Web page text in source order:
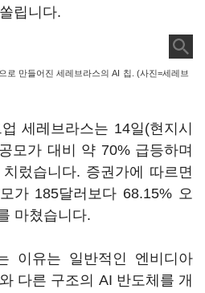
립니다.
로 만들어진 세레브라스의 AI 칩. (사진=세레브
세레브라스는 14일(현지시
모가 대비 약 70% 급등하며
렀습니다. 증권가에 따르면
가 185달러보다 68.15% 오
마쳤습니다.
이유는 일반적인 엔비디아
다른 구조의 AI 반도체를 개